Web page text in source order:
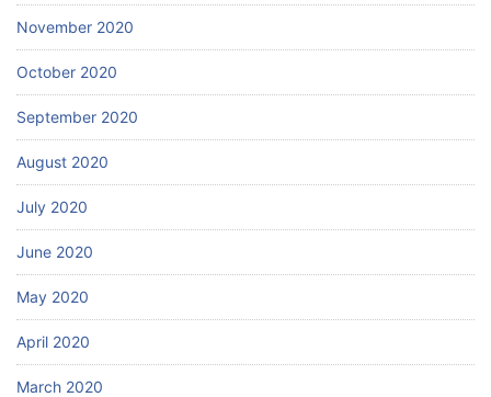
November 2020
October 2020
September 2020
August 2020
July 2020
June 2020
May 2020
April 2020
March 2020